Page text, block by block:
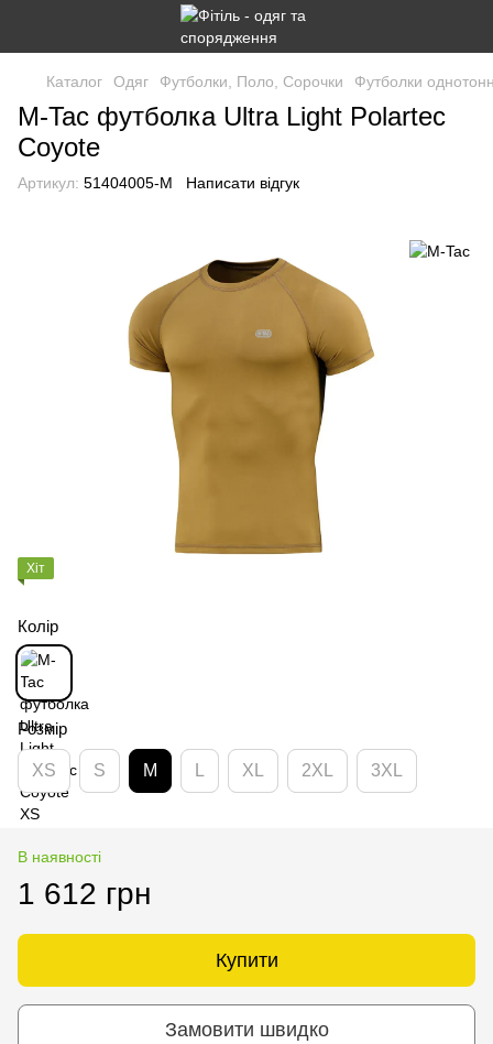
Каталог Одяг Футболки, Поло, Сорочки Футболки
M-Tac футболка Ultra Light Polartec
Coyote
Артикул: 51404005-M Написати відгук
Хіт
Колір
Розмір
XS S M XL 2XL 3XL
В наявності
1 612 грн
Купити
Замовити швидко